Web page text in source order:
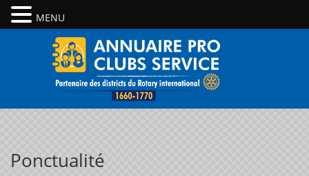
Ponctualité
MENU